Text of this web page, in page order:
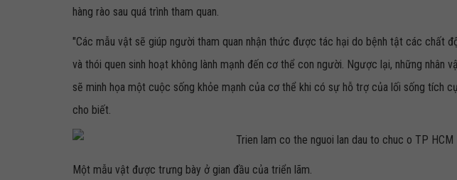
hàng rào sau quá trình tham quan.
"Các mẫu vật sẽ giúp người tham quan nhận thức được tác hại do bệnh tật các chất
và thói quen sinh hoạt không lành mạnh đến cơ thể con người. Ngược lại, những nhân
sẽ minh họa một cuộc sống khỏe mạnh của cơ thể khi có sự hỗ trợ của lối sống tích
cho biết.
Một mẫu vật được trưng bày ở gian đầu của triển lãm.